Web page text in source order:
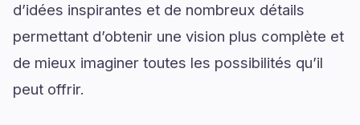
d’idées inspirantes et de nombreux détails
permettant d’obtenir une vision plus complète et
de mieux imaginer toutes les possibilités qu’il
peut offrir.